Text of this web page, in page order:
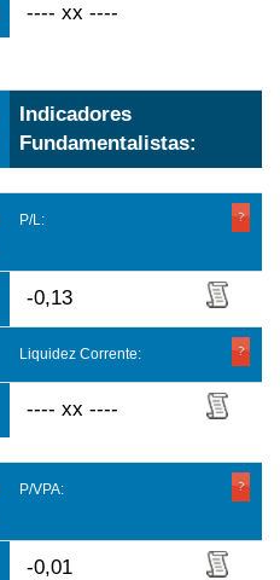
---- xx ----
Indicadores
Fundamentalistas:
P/L:
-0,13
Liquidez Corrente:
---- xx ----
P/VPA:
-0,01